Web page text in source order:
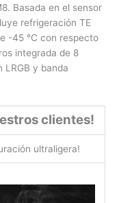
Basada en el sensor
refrigeración TE
-45 °C con respecto
integrada de 8
LRGB y banda
clientes!
ultraligera!